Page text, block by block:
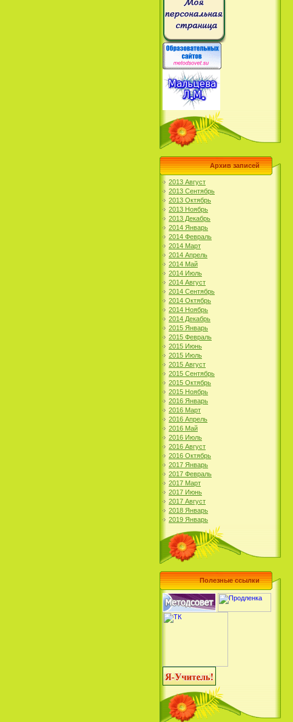
Архив записей
2013 Август
2013 Сентябрь
2013 Октябрь
2013 Ноябрь
2013 Декабрь
2014 Январь
2014 Февраль
2014 Март
2014 Апрель
2014 Май
2014 Июль
2014 Август
2014 Сентябрь
2014 Октябрь
2014 Ноябрь
2014 Декабрь
2015 Январь
2015 Февраль
2015 Июнь
2015 Июль
2015 Август
2015 Сентябрь
2015 Октябрь
2015 Ноябрь
2016 Январь
2016 Март
2016 Апрель
2016 Май
2016 Июль
2016 Август
2016 Октябрь
2017 Январь
2017 Февраль
2017 Март
2017 Июнь
2017 Август
2018 Январь
2019 Январь
Полезные ссылки